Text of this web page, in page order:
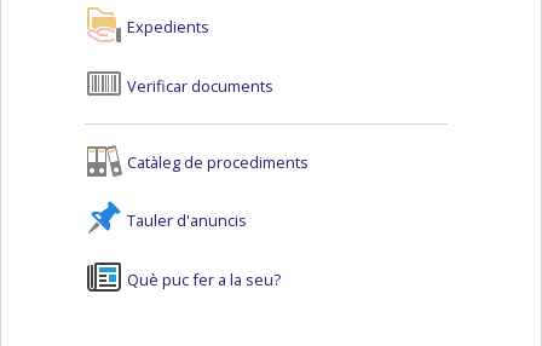
Expedients
Verificar documents
Catàleg de procediments
Tauler d'anuncis
Què puc fer a la seu?